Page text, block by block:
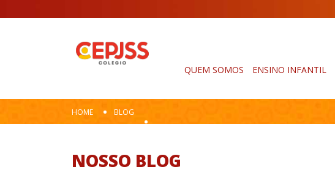
QUEM SOMOS ENSINO INFANTIL
HOME BLOG
NOSSO BLOG